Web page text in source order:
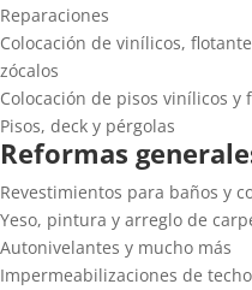
Reparaciones
Colocación de vinílicos,
zócalos
Colocación de pisos vinílicos y
Pisos, deck y pérgolas
Reformas
Revestimientos para baños y
Yeso, pintura y arreglo de
Autonivelantes y mucho más
Impermeabilizaciones de